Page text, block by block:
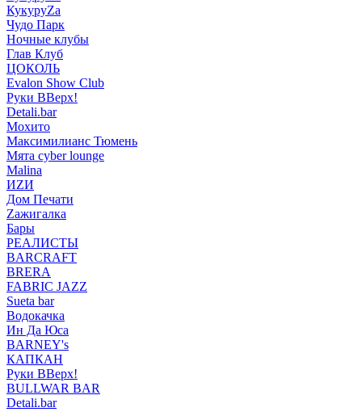
КукуруZа
Чудо Парк
Ночные клубы
Глав Клуб
ЦОКОЛЬ
Evalon Show Club
Руки ВВерх!
Detali.bar
Мохито
Максимилианс Тюмень
Мята cyber lounge
Malina
ИZИ
Дом Печати
Zажигалка
Бары
РЕАЛИСТЫ
BARCRAFT
BRERA
FABRIC JAZZ
Sueta bar
Водокачка
Ин Да Юса
BARNEY's
КАПКАН
Руки ВВерх!
BULLWAR BAR
Detali.bar